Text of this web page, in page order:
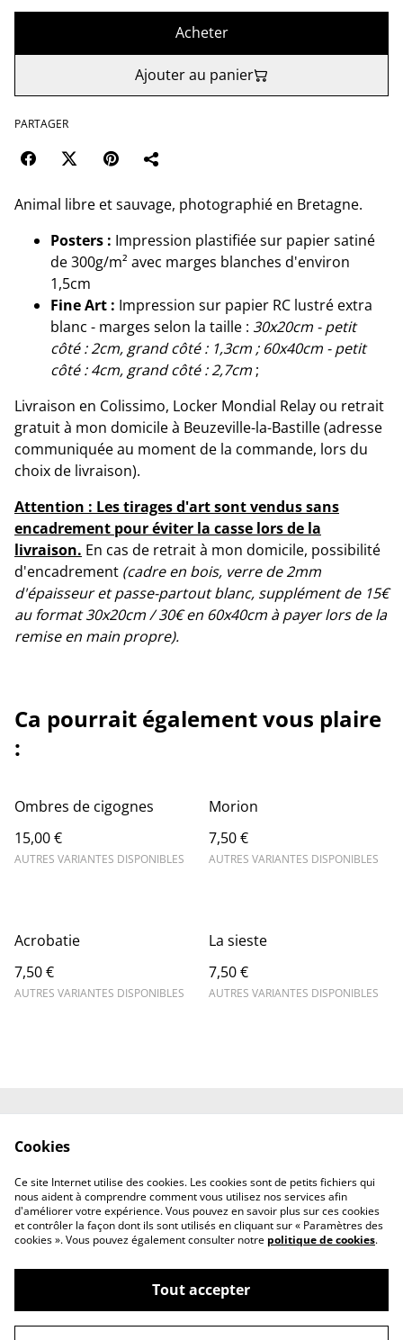
Acheter
Ajouter au panier
PARTAGER
Animal libre et sauvage, photographié en Bretagne.
Posters : Impression plastifiée sur papier satiné
de 300g/m² avec marges blanches d'environ
1,5cm
Fine Art : Impression sur papier RC lustré extra
blanc - marges selon la taille : 30x20cm - petit
côté : 2cm, grand côté : 1,3cm ; 60x40cm - petit
côté : 4cm, grand côté : 2,7cm ;
Livraison en Colissimo, Locker Mondial Relay ou retrait
gratuit à mon domicile à Beuzeville-la-Bastille (adresse
communiquée au moment de la commande, lors du
choix de livraison).
Attention : Les tirages d'art sont vendus sans
encadrement pour éviter la casse lors de la
livraison. En cas de retrait à mon domicile, possibilité
d'encadrement (cadre en bois, verre de 2mm
d'épaisseur et passe-partout blanc, supplément de 15€
au format 30x20cm / 30€ en 60x40cm à payer lors de la
remise en main propre).
Ca pourrait également vous plaire
:
Ombres de cigognes
15,00 €
AUTRES VARIANTES DISPONIBLES
Morion
7,50 €
AUTRES VARIANTES DISPONIBLES
Acrobatie
7,50 €
AUTRES VARIANTES DISPONIBLES
La sieste
7,50 €
AUTRES VARIANTES DISPONIBLES
Politique de
confidentialité
Politique de cookies
©2026Julien Balidas (John Photographie)
Cookies
Ce site Internet utilise des cookies. Les cookies sont de petits fichiers qui
nous aident à comprendre comment vous utilisez nos services afin
d'améliorer votre expérience. Vous pouvez en savoir plus sur ces cookies
et contrôler la façon dont ils sont utilisés en cliquant sur « Paramètres des
cookies ». Vous pouvez également consulter notre politique de cookies.
Tout accepter